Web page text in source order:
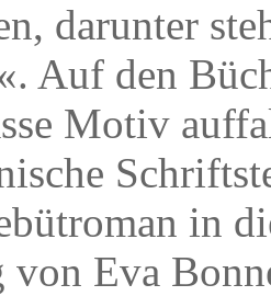
darunter
Auf den
Motiv
in
von Eva